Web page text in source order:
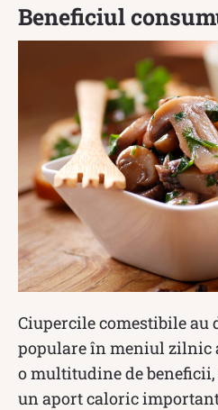
Beneficiul
Ciupercile comestibile au
populare în meniul zilnic
o multitudine de
un aport caloric